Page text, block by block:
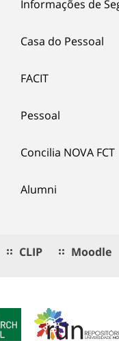
Informações de
Casa do Pessoal
FACIT
Pessoal
Concilia NOVA FCT
Alumni
CLIP Moodle